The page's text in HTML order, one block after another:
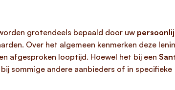
grotendeels bepaald door uw
Over het algemeen kenmerken deze
afgesproken looptijd. Hoewel het bij een
sommige andere aanbieders of in specifieke